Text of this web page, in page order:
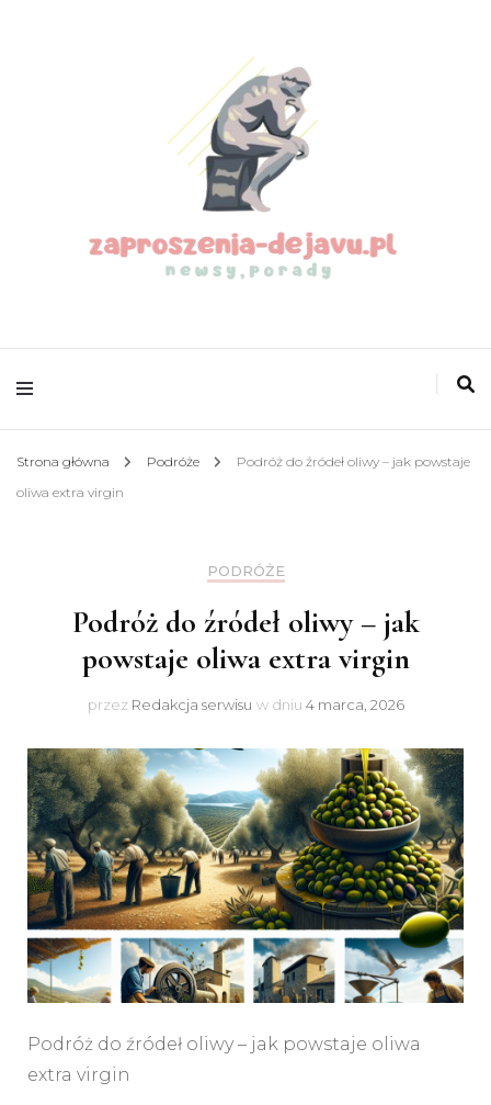
zaproszenia-
dejavu.pl
Strona główna Podróże
Podróż do źródeł oliwy – jak powstaje
oliwa extra virgin
PODRÓŻE
Podróż do źródeł oliwy – jak
powstaje oliwa extra virgin
przez Redakcja serwisu w dniu 4 marca, 2026
Podróż do źródeł oliwy – jak powstaje oliwa
extra virgin